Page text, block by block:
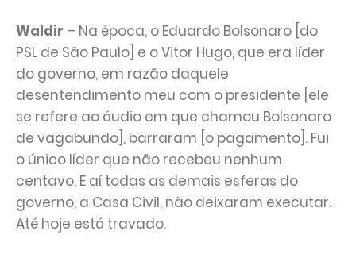
Waldir – Na época, o Eduardo Bolsonaro [do
PSL de São Paulo] e o Vitor Hugo, que era líder
do governo, em razão daquele
desentendimento meu com o presidente [ele
se refere ao áudio em que chamou Bolsonaro
de vagabundo], barraram [o pagamento]. Fui
o único líder que não recebeu nenhum
centavo. E aí todas as demais esferas do
governo, a Casa Civil, não deixaram executar.
Até hoje está travado.